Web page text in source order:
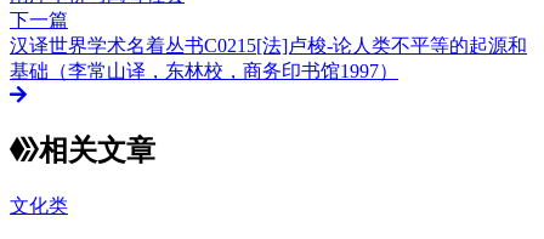
下一篇
汉译世界学术名着丛书C0215[法]卢梭-论人类不平等的起源和
基础（李常山译，东林校，商务印书馆1997）
相关文章
文化类